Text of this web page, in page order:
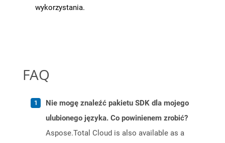
wykorzystania.
FAQ
Nie mogę znaleźć pakietu SDK dla mojego
ulubionego języka. Co powinienem zrobić?
Aspose.Total Cloud is also available as a